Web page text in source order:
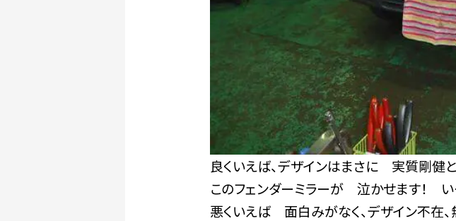
良くいえば、デザインはまさに 実質剛健
このフェンダーミラーが 泣かせます！ い
悪くいえば 面白みがなく、デザイン不在、